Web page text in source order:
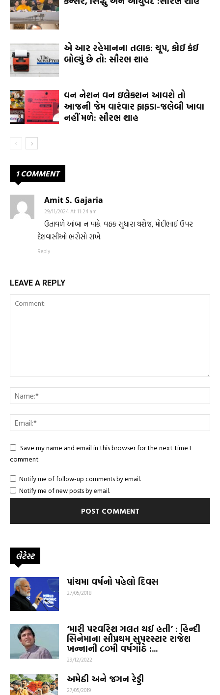
એ આર રહેમાનના તલાક: ચૂપ, કોઈ કંઈ
બોલ્યું છે તો: સૌરભ શાહ
વન નેશન વન ઇલેક્શન આવશે તો
આજની જેમ વારંવાર ફાફડા-જલેબી ખાવા
નહીં મળે: સૌરભ શાહ
1 COMMENT
Amit S. Gajaria
29/11/2024 At 11:24 am
ઉતાવળે આંબા ન પાકે. વફક સુધારા થશેજ, મોદીભાઈ ઉપર
દેશવાસીઓ ભરોસો રાખે.
Reply
LEAVE A REPLY
Save my name and email in this browser for the next time I
comment
Notify me of follow-up comments by email.
Notify me of new posts by email.
લેટેસ્ટ
પાંચમા વર્ષનો પહેલો દિવસ
27/05/2018
‘મારી પરવરિશ ગલત થઈ હતી’ : હિન્દી
સિનેમાના સૌપ્રથમ સુપરસ્ટાર રાજેશ
ખન્નાની ૮૦મી વર્ષગાંઠે :...
29/12/2022
અમેઠી અને જગન રેડ્ડી
27/05/2019